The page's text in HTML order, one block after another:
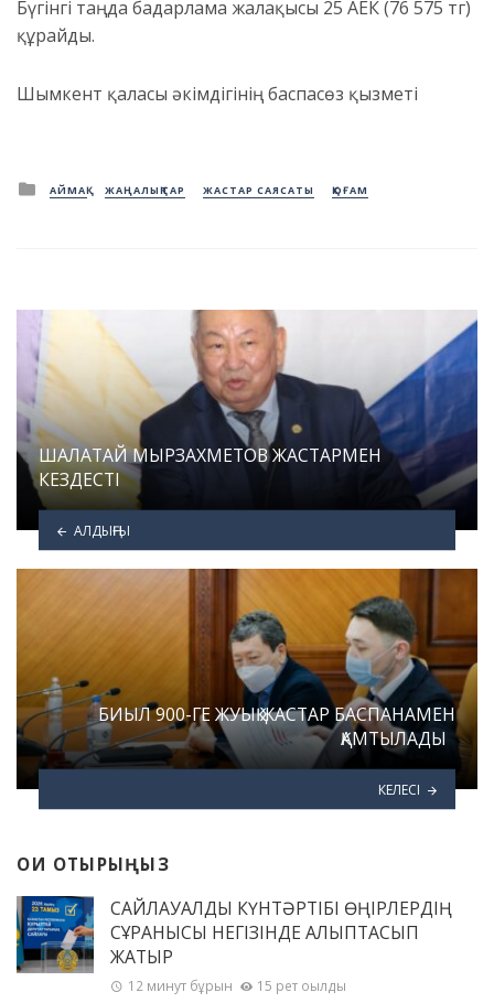
Бүгінгі таңда бағдарлама жалақысы 25 АЕК (76 575 тг)
құрайды.
Шымкент қаласы әкімдігінің баспасөз қызметі
Posted
in
АЙМАҚ ЖАҢАЛЫҚТАР ЖАСТАР САЯСАТЫ ҚОҒАМ
ШАЛАТАЙ МЫРЗАХМЕТОВ ЖАСТАРМЕН
КЕЗДЕСТІ
АЛДЫҢҒЫ
БИЫЛ 900-ГЕ ЖУЫҚ ЖАСТАР БАСПАНАМЕН
ҚАМТЫЛАДЫ
КЕЛЕСІ
ОҚИ ОТЫРЫҢЫЗ
САЙЛАУАЛДЫ КҮНТӘРТІБІ ӨҢІРЛЕРДІҢ
СҰРАНЫСЫ НЕГІЗІНДЕ ҚАЛЫПТАСЫП
ЖАТЫР
12 минут бұрын 15 рет оқылды